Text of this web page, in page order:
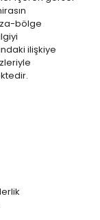
bölge
ilişkiye